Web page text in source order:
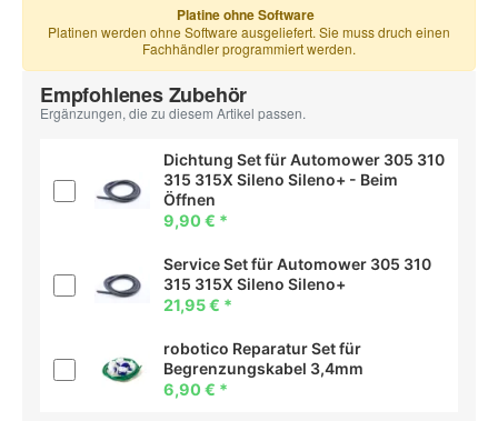
Platine ohne Software
Platinen werden ohne Software ausgeliefert. Sie muss druch einen
Fachhändler programmiert werden.
Empfohlenes Zubehör
Ergänzungen, die zu diesem Artikel passen.
Dichtung Set für Automower 305 310
315 315X Sileno Sileno+ - Beim
Öffnen
9,90 € *
Service Set für Automower 305 310
315 315X Sileno Sileno+
21,95 € *
robotico Reparatur Set für
Begrenzungskabel 3,4mm
6,90 € *